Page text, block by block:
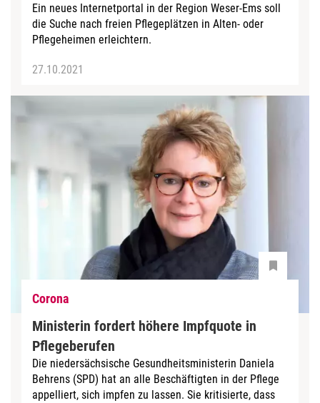
Ein neues Internetportal in der Region Weser-Ems soll
die Suche nach freien Pflegeplätzen in Alten- oder
Pflegeheimen erleichtern.
27.10.2021
Corona
Ministerin fordert höhere Impfquote in
Pflegeberufen
Die niedersächsische Gesundheitsministerin Daniela
Behrens (SPD) hat an alle Beschäftigten in der Pflege
appelliert, sich impfen zu lassen. Sie kritisierte, dass